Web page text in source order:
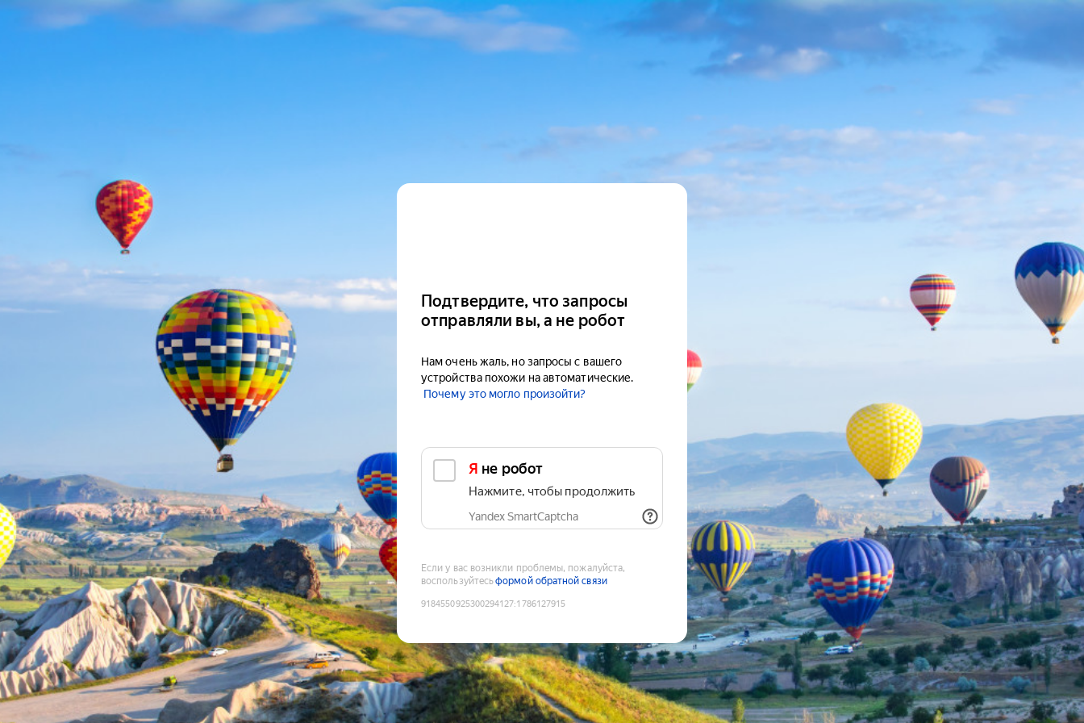
Подтвердите, что запросы
отправляли вы, а не робот
Нам очень жаль, но запросы с вашего
устройства похожи на автоматические.
Почему это могло произойти?
Я не робот
Нажмите, чтобы продолжить
Yandex SmartCaptcha
Если у вас возникли проблемы, пожалуйста,
воспользуйтесьформой обратной связи
9184550925300294127:1786127915